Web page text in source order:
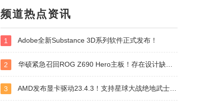
频道热点资讯
1 Adobe全新Substance 3D系列软件正式发布！
2 华硕紧急召回ROG Z690 Hero主板！存在设计缺陷！
3 AMD发布显卡驱动23.4.3！支持星球大战绝地武士：幸存者（附更新日志及下载地址）